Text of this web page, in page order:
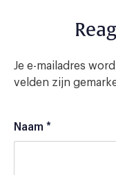
Je e-mailadres
velden zijn
Naam *